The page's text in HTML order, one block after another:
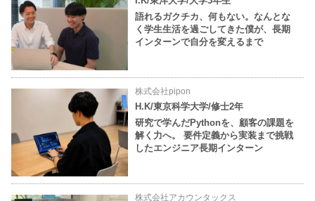
語れるガクチカ、何もない。なんとな
く学生生活を過ごしてきた僕が、長期
インターンで自分を変えるまで
株式会社pipon
H.K/東京科学大学/修士2年
研究で学んだPythonを、顧客の課題を
解く力へ。 要件定義から実装まで挑戦
したエンジニア長期インターン
株式会社アカウンタックス